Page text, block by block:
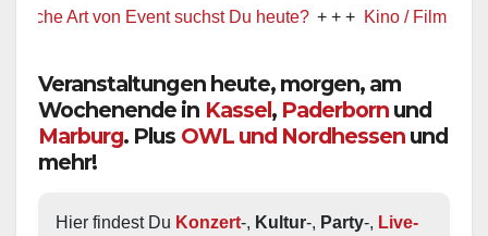
von Event suchst Du heute? + + + Kino / Film + + + Ww
Veranstaltungen heute, morgen, am
Wochenende in Kassel, Paderborn und
Marburg. Plus OWL und Nordhessen und
mehr!
Hier findest Du Konzert-, Kultur-, Party-, Live-